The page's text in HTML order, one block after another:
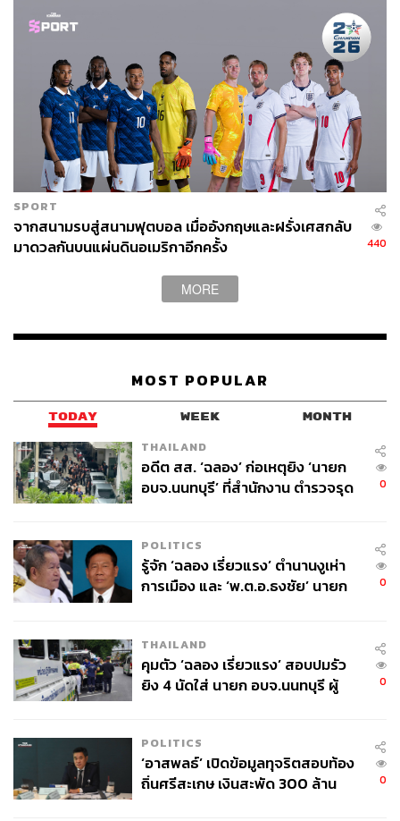
สโตนส์, ไคล์ วอล์กเกอร์ และวิงแบ็กที่มีลูกเปิดอันตรายอย่าง
แอชลีย์ ยัง และ คีแรน ทริปเปียร์ สามารถใช้ข้อนี้สร้างความ
ได้เปรียบให้ทีมได้
อีกอย่างที่สังเกตได้ในเกมกับตูนิเซียของเบลเยียมได้แก่ การ
ยืนตำแหน่งของ ยานนิค คาร์ราสโก ฝั่งวิงแบ็กซ้ายนั้นยังมีจุด
ผิดพลาด หากคาร์ราสโกลงสนาม อังกฤษอาจใช้การโจมตี
ในจุดนี้เพื่อสร้างโอกาสหรือเพื่อกดดันให้เซ็นเตอร์แบ็กและ
กองกลางตัวรับขยับไปช่วย
นั่นหมายความว่าแถวสองของอังกฤษจะมีพื้นที่ทำการไม่ว่า
จุดนั้นจะเป็นเฮนเดอร์สัน ไดเออร์ และที่ลืมไม่ได้คือ เจสซี ลิ
นการ์ด ที่เพิ่งทำประตูสุดสวยได้ในนัดที่ผ่านมา
สิ่งหนึ่งที่ทีมชาติอังกฤษชุดนี้น่าสนใจคือ การมีตัวสำรองที่
ทดแทนกันได้แล้วสามารถสร้างความแตกต่างให้เห็นอย่างที่
นัดล่าสุดกับปานามา เซาธ์เกตตัดสินใจส่ง รูเบน ลอฟตัส-ชีก
ลงสนามแทน เดเล อัลลี
ดาวรุ่งจากเชลซีไม่ทำให้ผิดหวัง เจ้าตัวนั้นแข็งแกร่งและไป
กับบอลได้ดี วิ่งไปช่วยบีบเกมได้ทั้งสองฝั่ง สร้างปัญหาให้แนว
รับปานามาอย่างร้ายกาจจนมีส่วนกับประตูที่ 3 ของแฮร์รี
SPORT
จากสนามรบสู่สนามฟุตบอล เมื่ออังกฤษและฝรั่งเศสกลับ
มาดวลกันบนแผ่นดินอเมริกาอีกครั้ง
440
MORE
MOST POPULAR
TODAY WEEK MONTH
THAILAND
อดีต สส. ‘ฉลอง’ ก่อเหตุยิง ‘นายก
อบจ.นนทบุรี’ ที่สำนักงาน ตำรวจรุด
0
POLITICS
รู้จัก ‘ฉลอง เรี่ยวแรง’ ตำนานงูเห่า
การเมือง และ ‘พ.ต.อ.ธงชัย’ นายก
0
THAILAND
คุมตัว ‘ฉลอง เรี่ยวแรง’ สอบปมรัว
ยิง 4 นัดใส่ นายก อบจ.นนทบุรี ผู้
0
POLITICS
‘อาสพลธ์’ เปิดข้อมูลทุจริตสอบท้อง
ถิ่นศรีสะเกษ เงินสะพัด 300 ล้าน
0